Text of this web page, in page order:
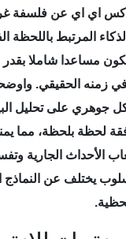
اي اي عن فلسفة
المرتبط باللحظة
مساعدا شاملا
في زمنه الحقيقي.
جوهري على تحليل
لحظة بلحظة، مما
الأحداث الجارية
يختلف عن النماذج